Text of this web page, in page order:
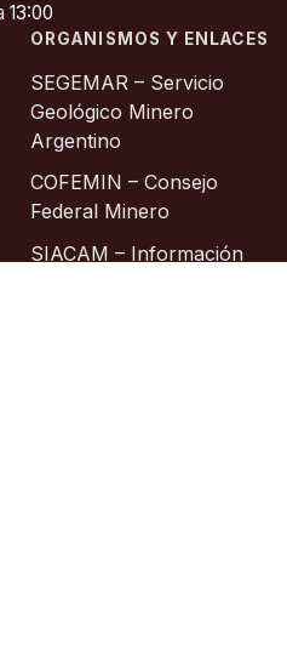
13:00
ORGANISMOS Y ENLACES
SEGEMAR – Servicio
Geológico Minero
Argentino
COFEMIN – Consejo
Federal Minero
SIACAM – Información